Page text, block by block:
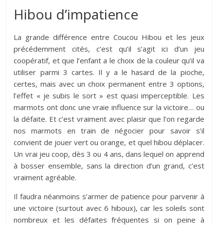
Hibou d’impatience
La grande différence entre Coucou Hibou et les jeux
précédemment cités, c’est qu’il s’agit ici d’un jeu
coopératif, et que l’enfant a le choix de la couleur qu’il va
utiliser parmi 3 cartes. Il y a le hasard de la pioche,
certes, mais avec un choix permanent entre 3 options,
l’effet « je subis le sort » est quasi imperceptible. Les
marmots ont donc une vraie influence sur la victoire… ou
la défaite. Et c’est vraiment avec plaisir que l’on regarde
nos marmots en train de négocier pour savoir s’il
convient de jouer vert ou orange, et quel hibou déplacer.
Un vrai jeu coop, dès 3 ou 4 ans, dans lequel on apprend
à bosser ensemble, sans la direction d’un grand, c’est
vraiment agréable.
Il faudra néanmoins s’armer de patience pour parvenir à
une victoire (surtout avec 6 hiboux), car les soleils sont
nombreux et les défaites fréquentes si on peine à